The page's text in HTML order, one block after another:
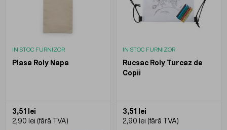
IN STOC FURNIZOR
Plasa Roly Napa
3,51 lei
2,90 lei
IN STOC FURNIZOR
Rucsac Roly Turcaz de
Copii
3,51 lei
2,90 lei